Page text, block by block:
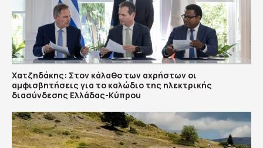
Χατζηδάκης: Στον κάλαθο των αχρήστων οι
αμφισβητήσεις για το καλώδιο της ηλεκτρικής
διασύνδεσης Ελλάδας-Κύπρου